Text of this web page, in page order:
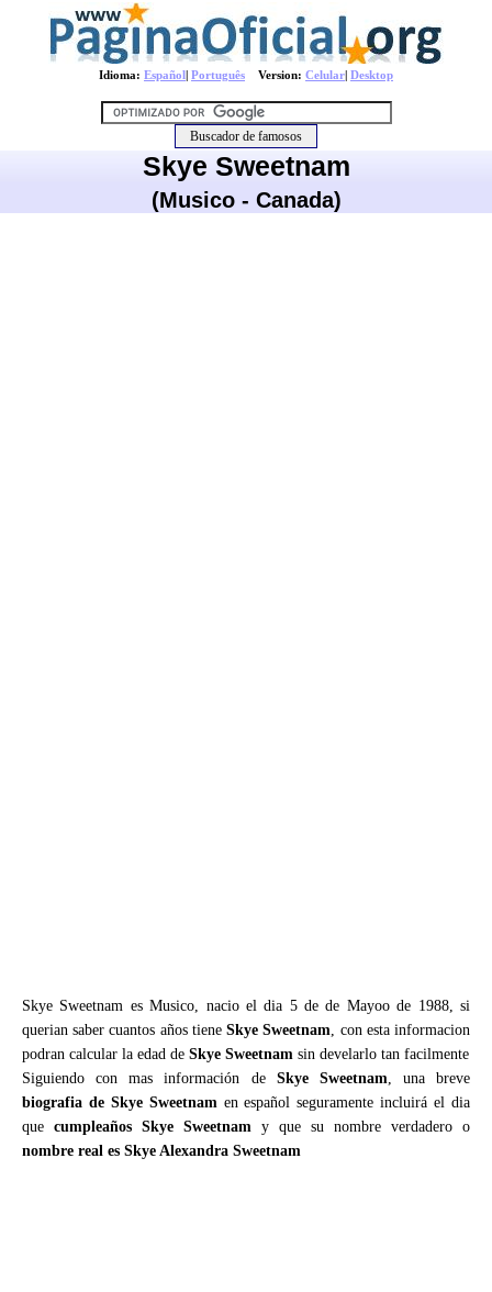
Idioma: Español| Português Version: Celular| Desktop
Skye Sweetnam
(Musico - Canada)
Skye Sweetnam es Musico, nacio el dia 5 de de Mayoo de 1988, si
querian saber cuantos años tieneSkye Sweetnam, con esta informacion
podran calcular la edad de Skye Sweetnam sin develarlo tan facilmente
Siguiendo con mas información de Skye Sweetnam, una breve
biografia de Skye Sweetnamen español seguramente incluirá el dia
que cumpleaños Skye Sweetnam y que su nombre verdadero o
nombre real es Skye Alexandra Sweetnam